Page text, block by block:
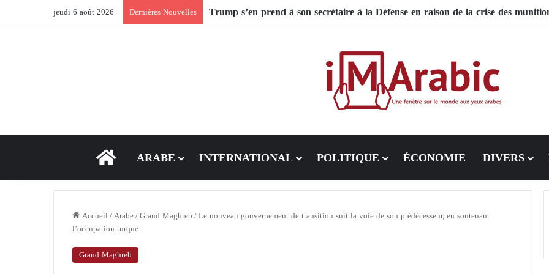
jeudi 6 août 2026 Dernières Nouvelles Après Ormuz, le Pakistan mise sur la diplomatie entre les États-Unis et l’Iran
ACCEUIL
ARABE INTERNATIONAL POLITIQUE ÉCONOMIE DIVERS
Accueil/Arabe/Grand Maghreb/Le nouveau gouvernement de transition suit la voie de son prédécesseur, en soutenant
l’occupation turque
Grand Maghreb